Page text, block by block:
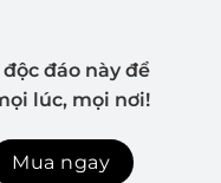
đáo này để
lúc, mọi nơi!
lượng
Mua ngay